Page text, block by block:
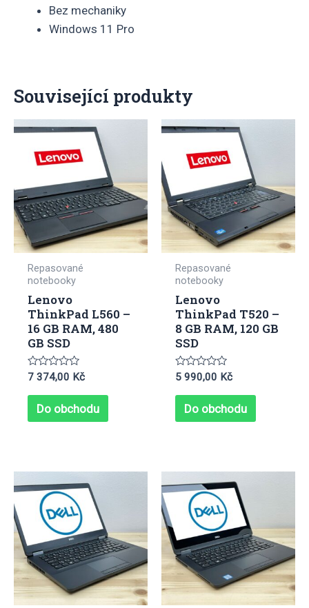
Bez mechaniky
Windows 11 Pro
Související produkty
Repasované
notebooky
Lenovo
ThinkPad L560 –
16 GB RAM, 480
GB SSD
Hodnocení
z
7 374,00 Kč
Do obchodu
Repasované
notebooky
Lenovo
ThinkPad T520 –
8 GB RAM, 120 GB
SSD
Hodnocení
z
5 990,00 Kč
Do obchodu